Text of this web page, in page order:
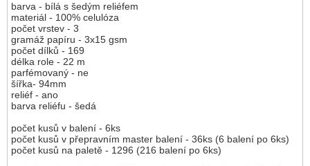
barva - bílá s šedým reliéfem
materiál - 100% celulóza
počet vrstev - 3
gramáž papíru - 3x15 gsm
počet dílků - 169
délka role - 22 m
parfémovaný - ne
šířka- 94mm
reliéf - ano
barva reliéfu - šedá
počet kusů v balení - 6ks
počet kusů v přepravním master balení - 36ks (6 balení po 6ks)
počet kusů na paletě - 1296 (216 balení po 6ks)